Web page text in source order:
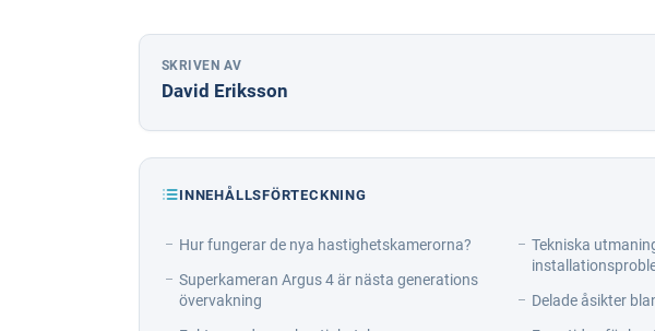
SKRIVEN AV
David Eriksson
INNEHÅLLSFÖRTECKNING
Hur fungerar de nya hastighetskamerorna?
Superkameran Argus 4 är nästa generations
övervakning
Tekniska
Delade åsikter